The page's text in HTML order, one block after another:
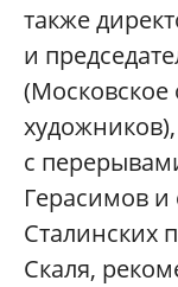
также
и
(Московское
с
Герасимов и
Сталинских
Скаля,